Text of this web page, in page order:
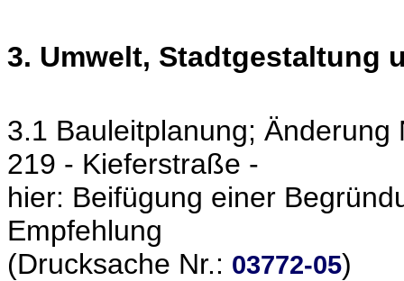
3. Umwelt, Stadtgestaltung
3.1 Bauleitplanung;
219 - Kieferstraße -
hier: Beifügung einer
Empfehlung
(Drucksache Nr.: 03772-05)